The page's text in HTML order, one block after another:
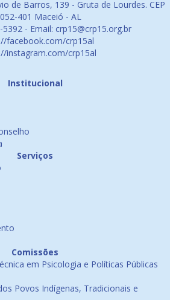
de Barros, 139 - Gruta de Lourdes. CEP
401 Maceió - AL
- Email: crp15@crp15.org.br
facebook.com/crp15al
instagram.com/crp15al
Institucional
Serviços
Comissões
em Psicologia e Políticas Públicas
Povos Indígenas, Tradicionais e